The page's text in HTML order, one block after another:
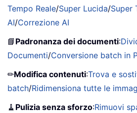
Tempo Reale/Super Lucida/Super
AI/Correzione AI
📘 Padronanza dei documenti:
Documenti/Conversione batch in
✏Modifica contenuti:Trova e
batch/Ridimensiona tutte le
🧹 Pulizia senza sforzo:Rimuovi